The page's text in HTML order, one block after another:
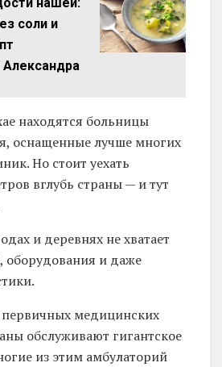
соли и
находятся больницы
оснащенные лучше многих
Но стоит уехать
вглубь страны — и тут
и деревнях не хватает
оборудования и даже
медицинских
обслуживают гигантское
из этим амбулаторий